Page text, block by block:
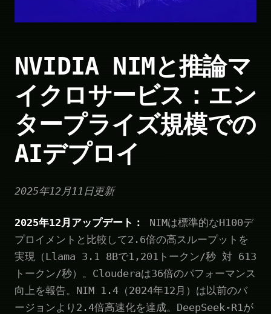
NVIDIA NIMと推論マ
イクロサービス：エン
タープライズ規模での
AIデプロイ
2025年12月11日更新
2025年12月アップデート：
NIMは標準的なH100デ
プロイメントと比較して2.6倍の高スループットを
実現（Llama 3.1 8Bで1,201トークン/秒 対 613
トークン/秒）。Clouderaは36倍のパフォーマンス
向上を報告。NIM 1.4（2024年12月）は以前のバ
ージョンより2.4倍高速化を達成。DeepSeek-R1が